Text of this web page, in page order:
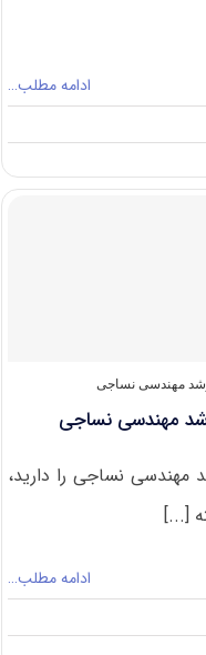
ادامه مطلب…
مهندسی نساجی
مهندسی نساجی
نساجی را دارید،
[...]
ادامه مطلب…